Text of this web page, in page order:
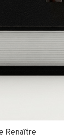
Renaître